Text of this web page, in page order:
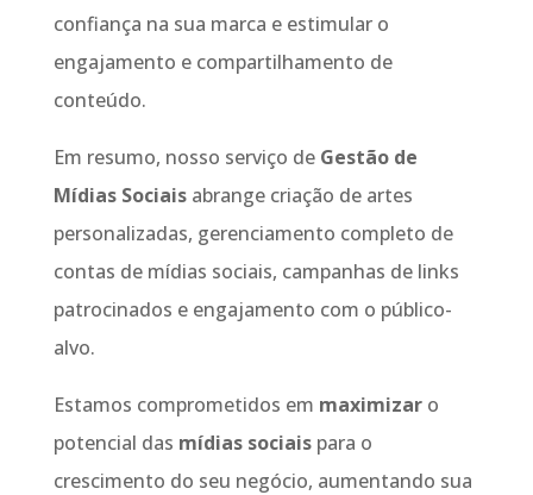
confiança na sua marca e estimular o
engajamento e compartilhamento de
conteúdo.
Em resumo, nosso serviço de Gestão de
Mídias Sociaisabrange criação de artes
personalizadas, gerenciamento completo de
contas de mídias sociais, campanhas de links
patrocinados e engajamento com o público-
alvo.
Estamos comprometidos em maximizaro
potencial das mídias sociaispara o
crescimento do seu negócio, aumentando sua